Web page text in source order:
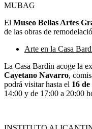
MUBAG
El Museo Bellas Artes
de las obras de
Arte en la Casa
La Casa Bardín acoge la
Cayetano Navarro,
podrá visitar hasta el 16
14:00 y de 17:00 a 20:00